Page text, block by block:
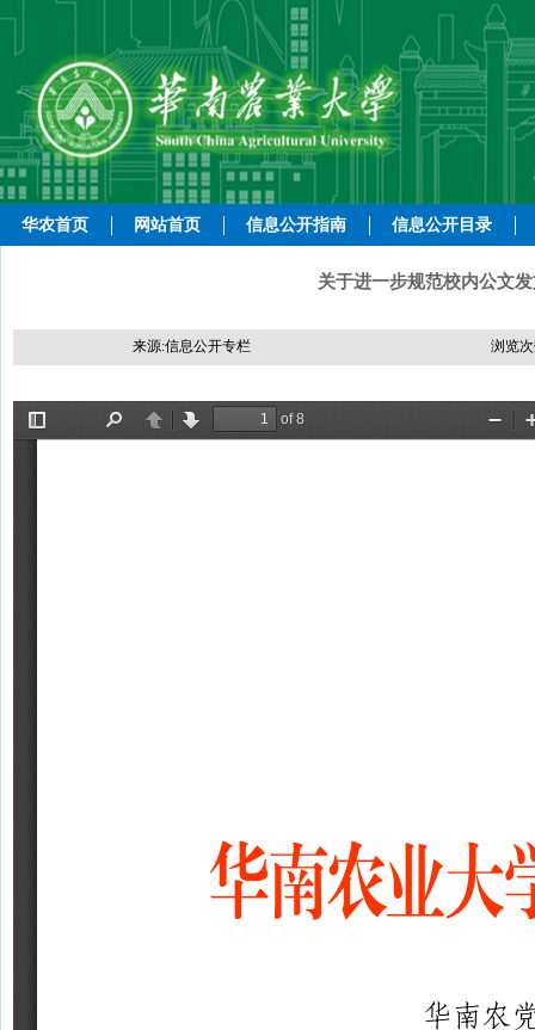
华农首页 网站首页 信息公开指南 信息公开目录
关于进一步规范校内公文
来源:信息公开专栏 浏览